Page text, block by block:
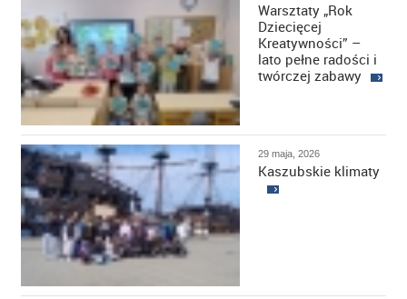
Warsztaty „Rok
Dziecięcej
Kreatywności” –
lato pełne radości i
twórczej zabawy
29 maja, 2026
Kaszubskie klimaty